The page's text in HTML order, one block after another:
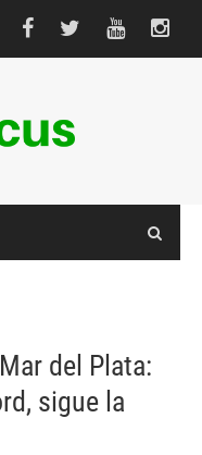
del Plata:
sigue la